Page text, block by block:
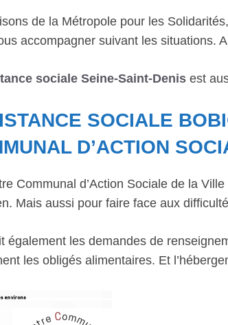
de la Métropole pour les
accompagner suivant les situations.
sociale Seine-Saint-Denis est
SOCIALE
D’ACTION
Communal d’Action Sociale de la
Mais aussi pour faire face aux
également les demandes de
les obligés alimentaires. Et